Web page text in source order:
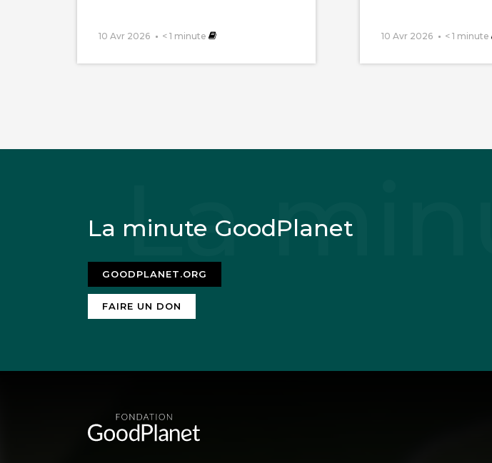
10 Avr 2026 < 1 minute 10 Avr 2026 < 1 minute
La minute GoodPlanet
GOODPLANET.ORG
FAIRE UN DON